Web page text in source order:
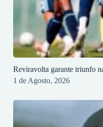
Reviravolta garante triunfo
1 de Agosto, 2026